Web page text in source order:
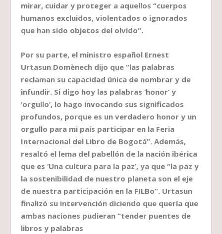
mirar, cuidar y proteger a aquellos “cuerpos
humanos excluidos, violentados o ignorados
que han sido objetos del olvido”.
Por su parte, el ministro español Ernest
Urtasun Domènech dijo que “las palabras
reclaman su capacidad única de nombrar y de
infundir. Si digo hoy las palabras ‘honor’ y
‘orgullo’, lo hago invocando sus significados
profundos, porque es un verdadero honor y un
orgullo para mi país participar en la Feria
Internacional del Libro de Bogotá”. Además,
resaltó el lema del pabellón de la nación ibérica
que es ‘Una cultura para la paz’, ya que “la paz y
la sostenibilidad de nuestro planeta son el eje
de nuestra participación en la FILBo”. Urtasun
finalizó su intervención diciendo que quería que
ambas naciones pudieran “tender puentes de
libros y palabras